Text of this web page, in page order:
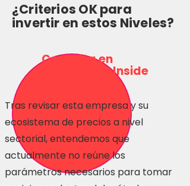
¿Criterios OK para
invertir en estos Niveles?
Consulta en
Inversionas Inside
Tras revisar esta empresa y su
ecosistema de precios a nivel
sectorial, entendemos que
actualmente no reúne los
parámetros necesarios para tomar